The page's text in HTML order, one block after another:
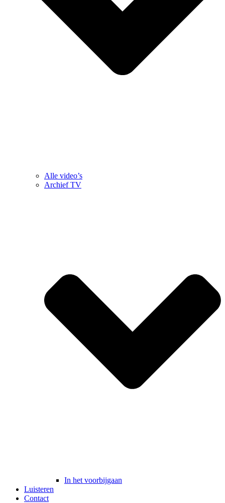
Alle video’s
Archief TV
In het voorbijgaan
Luisteren
Contact